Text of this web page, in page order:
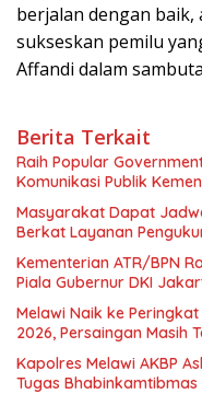
berjalan dengan baik,
sukseskan pemilu
Affandi dalam
Berita Terkait
Raih Popular
Komunikasi Publik
Masyarakat Dapat
Berkat Layanan
Kementerian ATR/BPN
Piala Gubernur DKI
Melawi Naik ke
2026, Persaingan Masih
Kapolres Melawi AKBP
Tugas Bhabinkamtibmas